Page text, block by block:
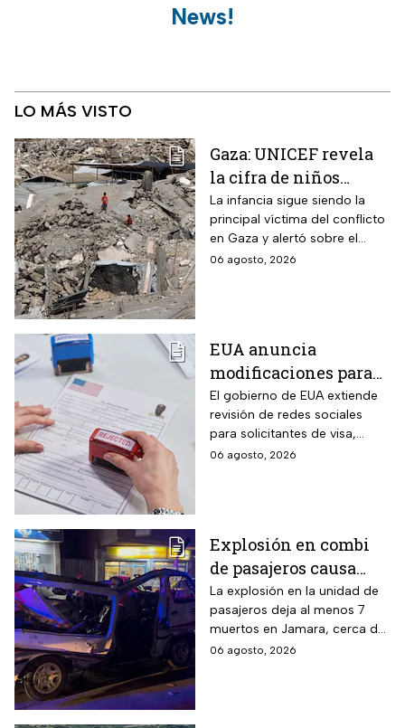
News!
LO MÁS VISTO
Gaza: UNICEF revela
la cifra de niños
muertos tras alto al
fuego
La infancia sigue siendo la
principal víctima del conflicto
en Gaza y alertó sobre el
aumento de menores
06 agosto, 2026
EUA anuncia
modificaciones para
el trámite de la visa:
mexicanos deberán
cumplir nueva
medida
El gobierno de EUA extiende
revisión de redes sociales
para solicitantes de visa,
incluyendo mexicanos y
06 agosto, 2026
Explosión en combi
de pasajeros causa
terror en las calles de
Jaramana en Damasco
La explosión en la unidad de
pasajeros deja al menos 7
muertos en Jamara, cerca de
Damasco; autoridades
06 agosto, 2026